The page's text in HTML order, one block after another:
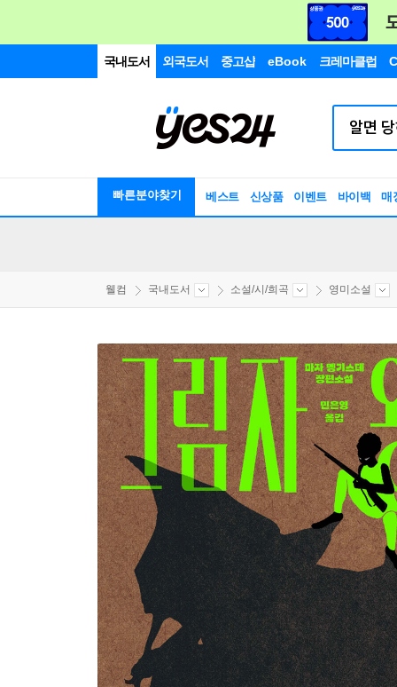
국내도서 외국도서 중고샵 eBook 크레마클럽
빠른분야찾기 베스트 신상품 이벤트 바이백 매
웰컴 국내도서 소설/시/희곡 영미소설